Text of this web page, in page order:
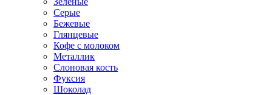
Серые
Бежевые
Глянцевые
Кофе с молоком
Металлик
Слоновая кость
Фуксия
Шоколад